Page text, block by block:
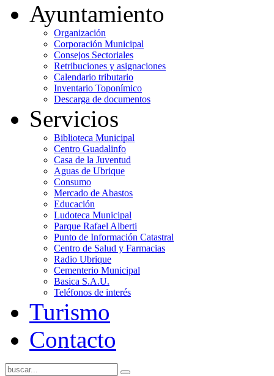
Ayuntamiento
Organización
Corporación Municipal
Consejos Sectoriales
Retribuciones y asignaciones
Calendario tributario
Inventario Toponímico
Descarga de documentos
Servicios
Biblioteca Municipal
Centro Guadalinfo
Casa de la Juventud
Aguas de Ubrique
Consumo
Mercado de Abastos
Educación
Ludoteca Municipal
Parque Rafael Alberti
Punto de Información Catastral
Centro de Salud y Farmacias
Radio Ubrique
Cementerio Municipal
Basica S.A.U.
Teléfonos de interés
Turismo
Contacto